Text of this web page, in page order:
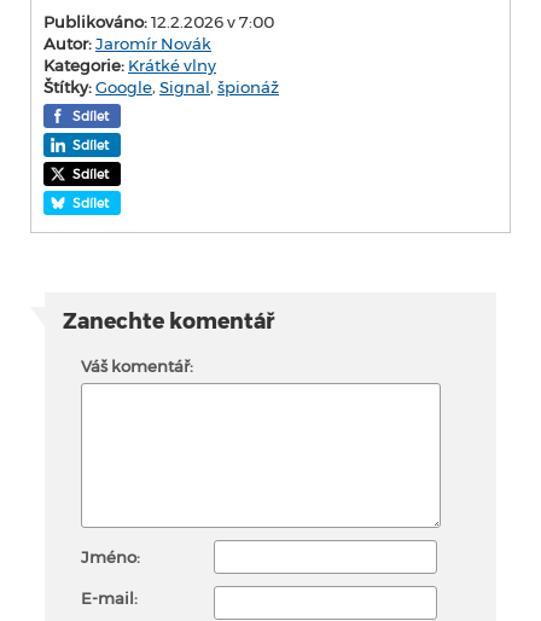
Publikováno:12.2.2026 v 7:00
Autor:Jaromír Novák
Kategorie: Krátké vlny
Štítky:Google, Signal, špionáž
Sdílet
Sdílet
Sdílet
Sdílet
Zanechte komentář
Váš komentář:
Jméno:
E-mail: